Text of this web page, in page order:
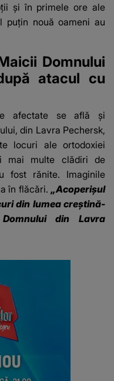
și în primele ore ale
puțin nouă oameni au
Domnului
atacul cu
afectate se află și
din Lavra Pechersk,
locuri ale ortodoxiei
mai multe clădiri de
fost rănite. Imaginile
în flăcări. „Acoperișul
din lumea creștină-
din Lavra